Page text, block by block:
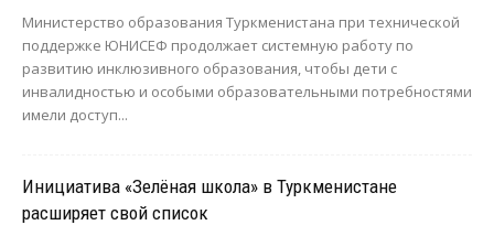
Министерство образования Туркменистана при технической
поддержке ЮНИСЕФ продолжает системную работу по
развитию инклюзивного образования, чтобы дети с
инвалидностью и особыми образовательными потребностями
имели доступ...
Инициатива «Зелёная школа» в Туркменистане
расширяет свой список